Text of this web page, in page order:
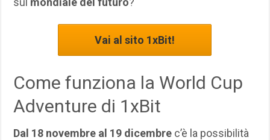
Vai al sito 1xBit!
Come funziona la World Cup
Adventure di 1xBit
Dal 18 novembre al 19 dicembre c’è la possibilità